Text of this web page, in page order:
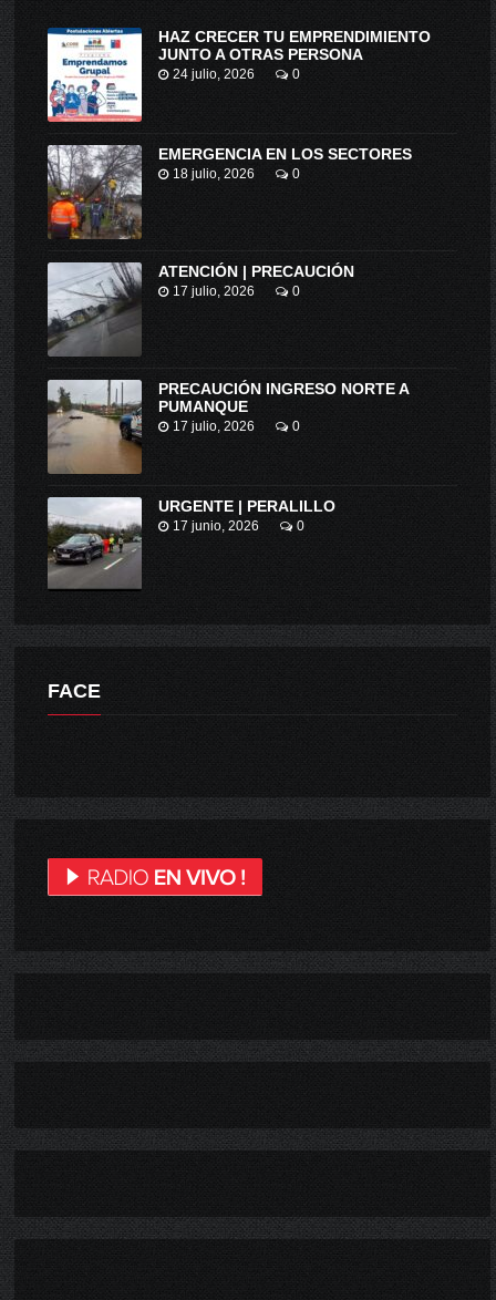
HAZ CRECER TU EMPRENDIMIENTO
JUNTO A OTRAS PERSONA
24 julio, 2026 0
EMERGENCIA EN LOS SECTORES
18 julio, 2026 0
ATENCIÓN | PRECAUCIÓN
17 julio, 2026 0
PRECAUCIÓN INGRESO NORTE A
PUMANQUE
17 julio, 2026 0
URGENTE | PERALILLO
17 junio, 2026 0
FACE